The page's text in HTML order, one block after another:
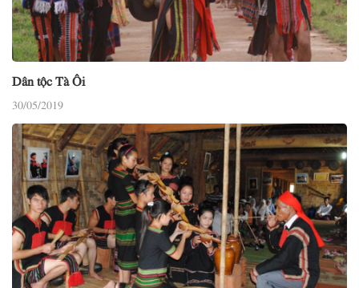
Dân tộc Tà Ôi
30/05/2019